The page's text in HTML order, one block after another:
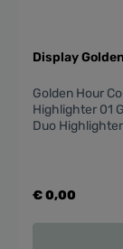
Display
Golden Hour
Highlighter 01
Duo
€ 0,00